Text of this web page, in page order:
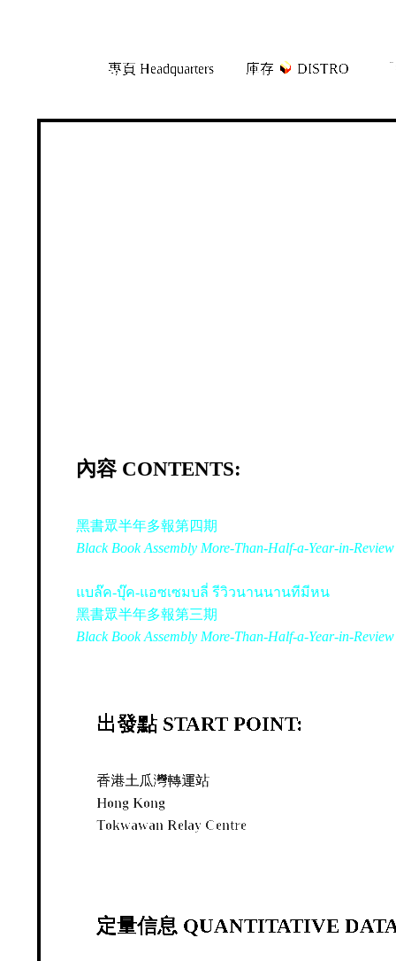
專頁 Headquarters 庫存 DISTRO
內容 CONTENTS:
黑書眾半年多報第四期
Black Book Assembly More-Than-Half-a-Year-in-
แบล๊ค-บุ๊ค-แอซเซมบลี่ รีวิวนานนานทีมีหน
黑書眾半年多報第三期
Black Book Assembly More-Than-Half-a-Year-in-
出發點 START POINT:
香港土瓜灣轉運站
Hong Kong
Tokwawan Relay Centre
定量信息 QUANTITATIVE